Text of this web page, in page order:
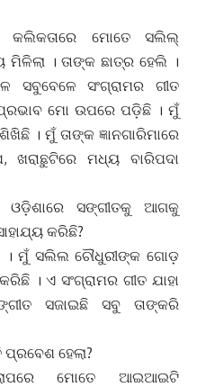
କଲିକତାରେ ମୋତେ ସଲିଲ୍
ମିଳିଲା । ତାଙ୍କ ଛାତ୍ର ହେଲି ।
ସବୁବେଳେ ସଂଗ୍ରାମର ଗୀତ
ମୋ ଉପରେ ପଡ଼ିଛି । ମୁଁ
। ମୁଁ ତାଙ୍କ ଜ୍ଞାନଗାରିମାରେ
ମଧ୍ୟ ବାରିପଦା
ଓଡ଼ିଶାରେ ସଙ୍ଗୀତକୁ ଆଗକୁ
କରିଛି?
। ମୁଁ ସଲିଲ ଚୌଧୁରୀଙ୍କ ଗୋଡ଼
। ଏ ସଂଗ୍ରାମର ଗୀତ ଯାହା
ସଜାଇଛି ସବୁ ତାଙ୍କରି
ହେଲା?
ମୋତେ ଆଇଆଇଟି